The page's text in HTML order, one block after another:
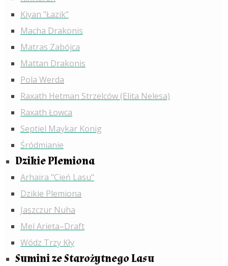
Kiyan "Łazik"
Macha Drakonis
Matras Zabójca
Mattan Drakonis
Pola Werda
Raxath Hetman Strzelców (Elita Nelesa)
Raxath Łowca
Septiel Maykar Konig
Śródmianie
Dzikie Plemiona
Arhaira "Cień Lasu"
Dzikie Plemiona
Jaszczur Nuha
Mel Arieta–Draft
Wódz Trzy Kły
Sumini ze Starożytnego Lasu